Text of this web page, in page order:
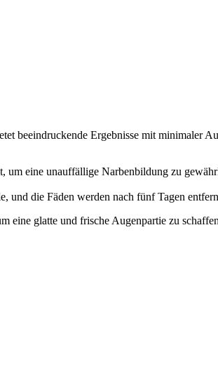
beeindruckende Ergebnisse mit minimaler
eine unauffällige Narbenbildung zu
und die Fäden werden nach fünf Tagen
eine glatte und frische Augenpartie zu